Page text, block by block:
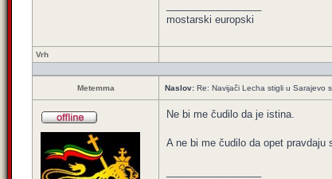
mostarski europski
Vrh
Metemma Naslov: Re: Navijači Lecha stigli u Sarajevo
Ne bi me čudilo da je istina.
A ne bi me čudilo da opet